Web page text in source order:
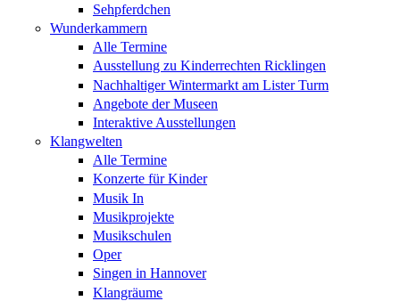
Sehpferdchen
Wunderkammern
Alle Termine
Ausstellung zu Kinderrechten Ricklingen
Nachhaltiger Wintermarkt am Lister Turm
Angebote der Museen
Interaktive Ausstellungen
Klangwelten
Alle Termine
Konzerte für Kinder
Musik In
Musikprojekte
Musikschulen
Oper
Singen in Hannover
Klangräume